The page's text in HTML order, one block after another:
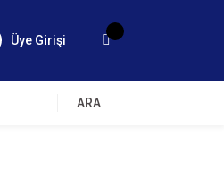
Üye Girişi
ARA